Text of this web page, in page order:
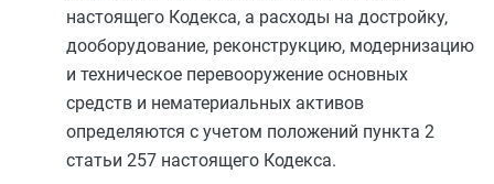
настоящего Кодекса, а расходы на достройку,
дооборудование, реконструкцию, модернизацию
и техническое перевооружение основных
средств и нематериальных активов
определяются с учетом положений пункта 2
статьи 257 настоящего Кодекса.